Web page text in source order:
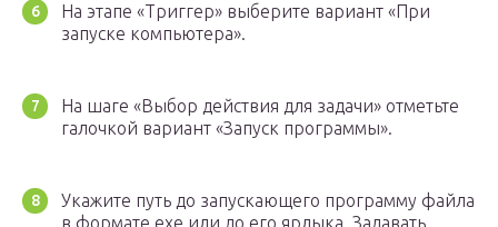
На этапе «Триггер» выберите вариант «При
запуске компьютера».
На шаге «Выбор действия для задачи» отметьте
галочкой вариант «Запуск программы».
Укажите путь до запускающего программу файла
в формате exe или до его ярлыка. Задавать